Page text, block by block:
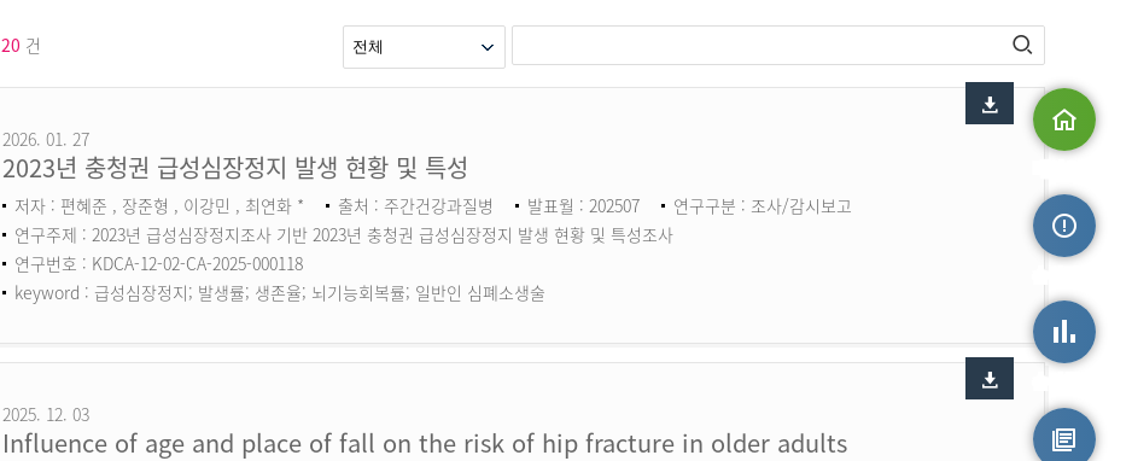
맵
20 건
2026. 01. 27
2023년 충청권 급성심장정지 발생 현황 및 특성
저자 : 편혜준 , 장준형 , 이강민 , 최연화 * 출처 : 주간건강과질병 발표월 : 202507
연구구분 : 조사/감시보고
연구주제 : 2023년 급성심장정지조사 기반 2023년 충청권 급성심장정지 발생 현황 및 특성조사
연구번호 : KDCA-12-02-CA-2025-000118
keyword : 급성심장정지; 발생률; 생존율; 뇌기능회복률; 일반인 심폐소생술
2025. 12. 03
Influence of age and place of fall on the risk of hip fracture in older adults
손상정보
손상통계